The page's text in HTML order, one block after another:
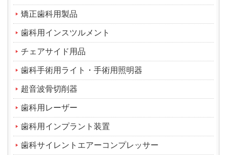
矯正歯科用製品
歯科用インスツルメント
チェアサイド用品
歯科手術用ライト・手術用照明器
超音波骨切削器
歯科用レーザー
歯科用インプラント装置
歯科サイレントエアーコンプレッサー